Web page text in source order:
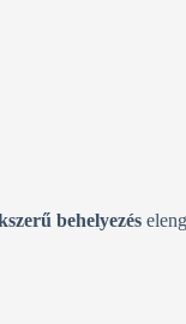
behelyezés